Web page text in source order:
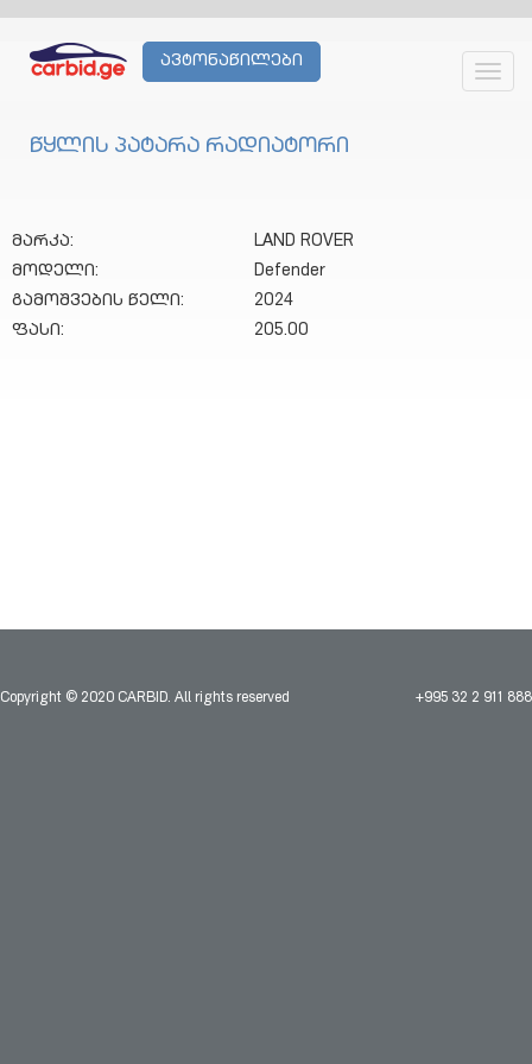
ავტონაწილები
წყლის პატარა რადიატორი
მარკა:
LAND ROVER
მოდელი:
Defender
გამოშვების წელი:
2024
ფასი:
205.00
Copyright © 2020 CARBID. All rights reserved +995 32 2 911 888